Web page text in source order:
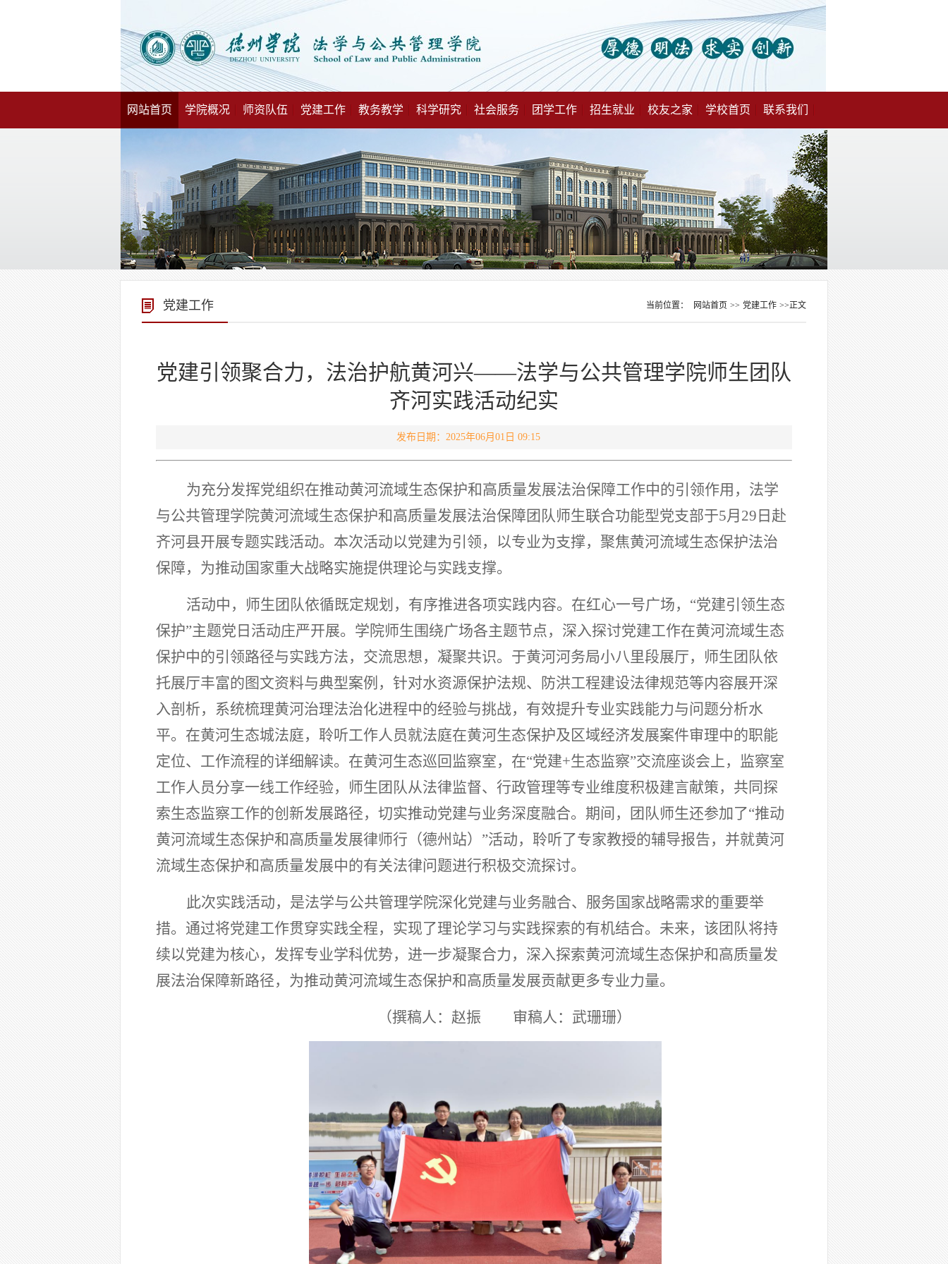
网站首页 学院概况 师资队伍 党建工作 教务教学 科学研究 社会服务 团学工作 招生就业 校友之家 学校首页 联系我们
党建工作 当前位置： 网站首页 >> 党建工作 >>正文
党建引领聚合力，法治护航黄河兴——法学与公共管理学院师生团队
齐河实践活动纪实
发布日期：2025年06月01日 09:15
为充分发挥党组织在推动黄河流域生态保护和高质量发展法治保障工作中的引领作用，法学
与公共管理学院黄河流域生态保护和高质量发展法治保障团队师生联合功能型党支部于5月29日赴
齐河县开展专题实践活动。本次活动以党建为引领，以专业为支撑，聚焦黄河流域生态保护法治
保障，为推动国家重大战略实施提供理论与实践支撑。
活动中，师生团队依循既定规划，有序推进各项实践内容。在红心一号广场， “党建引领生态
保护”主题党日活动庄严开展。学院师生围绕广场各主题节点，深入探讨党建工作在黄河流域生态
保护中的引领路径与实践方法，交流思想，凝聚共识。于黄河河务局小八里段展厅，师生团队依
托展厅丰富的图文资料与典型案例，针对水资源保护法规、防洪工程建设法律规范等内容展开深
入剖析，系统梳理黄河治理法治化进程中的经验与挑战，有效提升专业实践能力与问题分析水
平。在黄河生态城法庭，聆听工作人员就法庭在黄河生态保护及区域经济发展案件审理中的职能
定位、工作流程的详细解读。在黄河生态巡回监察室，在“党建+生态监察”交流座谈会上，监察室
工作人员分享一线工作经验，师生团队从法律监督、行政管理等专业维度积极建言献策，共同探
索生态监察工作的创新发展路径，切实推动党建与业务深度融合。期间，团队师生还参加了“推动
黄河流域生态保护和高质量发展律师行（德州站）”活动，聆听了专家教授的辅导报告，并就黄河
流域生态保护和高质量发展中的有关法律问题进行积极交流探讨。
此次实践活动，是法学与公共管理学院深化党建与业务融合、服务国家战略需求的重要举
措。通过将党建工作贯穿实践全程，实现了理论学习与实践探索的有机结合。未来，该团队将持
续以党建为核心，发挥专业学科优势，进一步凝聚合力，深入探索黄河流域生态保护和高质量发
展法治保障新路径，为推动黄河流域生态保护和高质量发展贡献更多专业力量。
（撰稿人：赵振 审稿人：武珊珊）